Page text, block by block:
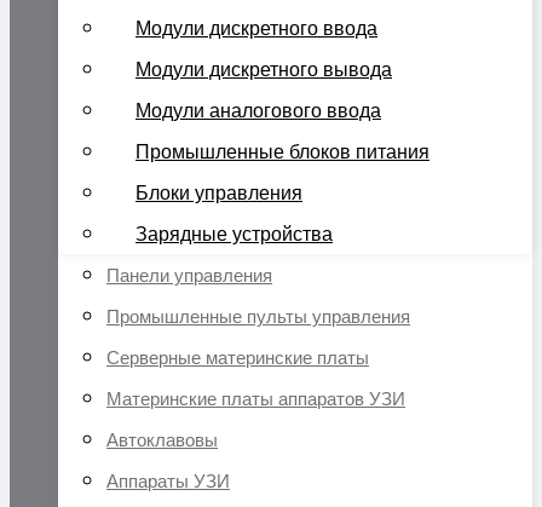
Модули дискретного ввода
Модули дискретного вывода
Модули аналогового ввода
Промышленные блоков питания
Блоки управления
Зарядные устройства
Панели управления
Промышленные пульты управления
Серверные материнские платы
Материнские платы аппаратов УЗИ
Автоклавовы
Аппараты УЗИ